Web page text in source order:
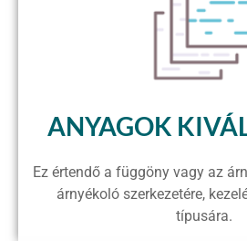
ANYAGOK
Ez értendő a függöny vagy az
árnyékoló szerkezetére,
típusára.